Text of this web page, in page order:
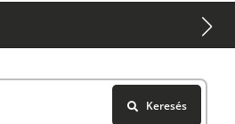
Keresés